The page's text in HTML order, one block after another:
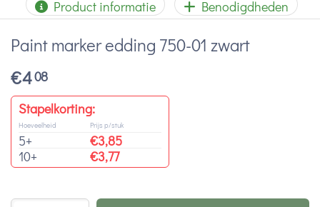
Product informatie Benodigdheden
Paint marker edding 750-01 zwart
€408
Stapelkorting:
Hoeveelheid
5+
10+
Prijs p/stuk
€3,85
€3,77